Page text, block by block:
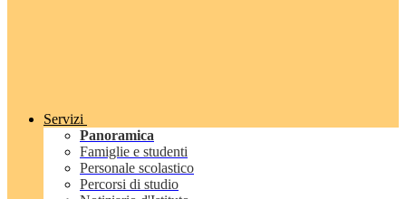
Servizi
Panoramica
Famiglie e studenti
Personale scolastico
Percorsi di studio